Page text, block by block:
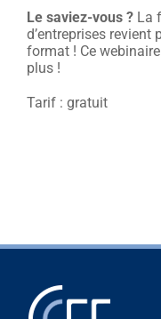
Le saviez-vous ? La
d’entreprises revient
format ! Ce
plus !
Tarif : gratuit